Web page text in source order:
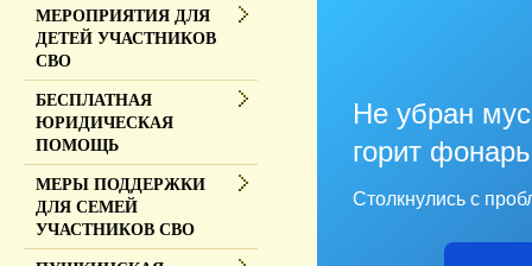
Не убран
горит
Столкнулись с
МЕРОПРИЯТИЯ ДЛЯ
ДЕТЕЙ УЧАСТНИКОВ
СВО
БЕСПЛАТНАЯ
ЮРИДИЧЕСКАЯ
ПОМОЩЬ
МЕРЫ ПОДДЕРЖКИ
ДЛЯ СЕМЕЙ
УЧАСТНИКОВ СВО